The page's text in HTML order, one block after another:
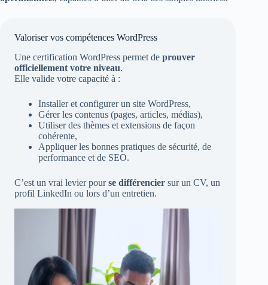
Valoriser vos compétences WordPress
Une certification WordPress permet de prouver
officiellement votre niveau.
Elle valide votre capacité à :
Installer et configurer un site WordPress,
Gérer les contenus (pages, articles, médias),
Utiliser des thèmes et extensions de façon
cohérente,
Appliquer les bonnes pratiques de sécurité, de
performance et de SEO.
C’est un vrai levier pourse différencier sur un CV, un
profil LinkedIn ou lors d’un entretien.